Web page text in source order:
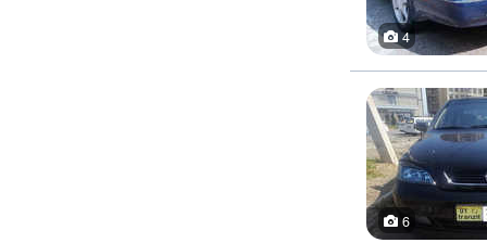
4
6